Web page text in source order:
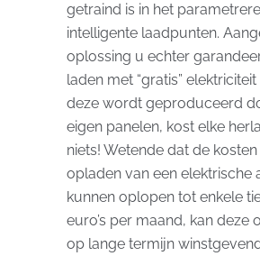
getraind is in het
intelligente laadpunten.
oplossing u echter
laden met “gratis”
deze wordt geproduceerd
eigen panelen, kost elke
niets! Wetende dat de
opladen van een elektrische
kunnen oplopen tot enkele
euro’s per maand, kan deze
op lange termijn